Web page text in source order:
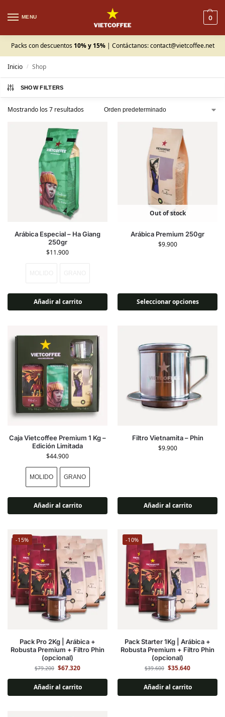
MENU 0
Packs con descuentos 10% y 15% | Contáctanos:contact@vietcoffee.net
Inicio / Shop
SHOW FILTERS
Mostrando los 7 resultados
Arábica Especial – Ha Giang
250gr
$11.900
Añadir al carrito
Out of stock
Arábica Premium 250gr
$9.900
Seleccionar opciones
Caja Vietcoffee Premium 1 Kg –
Edición Limitada
$44.900
MOLIDO GRANO
Añadir al carrito
Filtro Vietnamita – Phin
$9.900
Añadir al carrito
-15%
Pack Pro 2Kg | Arábica +
Robusta Premium + Filtro Phin
(opcional)
$79.200 $67.320
Añadir al carrito
-10%
Pack Starter 1Kg | Arábica +
Robusta Premium + Filtro Phin
(opcional)
$39.600 $35.640
Añadir al carrito